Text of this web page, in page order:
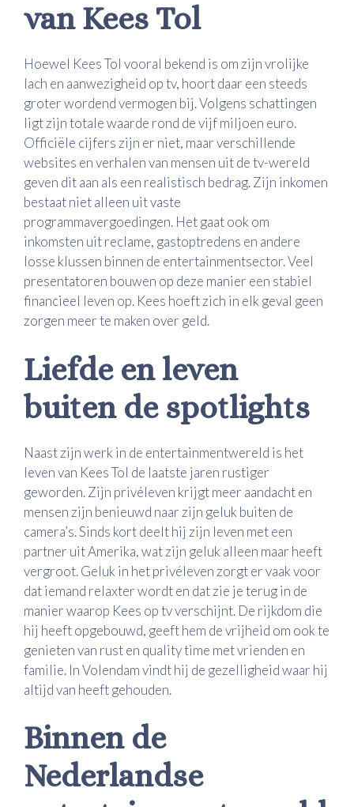
van Kees Tol
Hoewel Kees Tol vooral bekend is om zijn vrolijke
lach en aanwezigheid op tv, hoort daar een steeds
groter wordend vermogen bij. Volgens schattingen
ligt zijn totale waarde rond de vijf miljoen euro.
Officiële cijfers zijn er niet, maar verschillende
websites en verhalen van mensen uit de tv-wereld
geven dit aan als een realistisch bedrag. Zijn inkomen
bestaat niet alleen uit vaste
programmavergoedingen. Het gaat ook om
inkomsten uit reclame, gastoptredens en andere
losse klussen binnen de entertainmentsector. Veel
presentatoren bouwen op deze manier een stabiel
financieel leven op. Kees hoeft zich in elk geval geen
zorgen meer te maken over geld.
Liefde en leven
buiten de spotlights
Naast zijn werk in de entertainmentwereld is het
leven van Kees Tol de laatste jaren rustiger
geworden. Zijn privéleven krijgt meer aandacht en
mensen zijn benieuwd naar zijn geluk buiten de
camera’s. Sinds kort deelt hij zijn leven met een
partner uit Amerika, wat zijn geluk alleen maar heeft
vergroot. Geluk in het privéleven zorgt er vaak voor
dat iemand relaxter wordt en dat zie je terug in de
manier waarop Kees op tv verschijnt. De rijkdom die
hij heeft opgebouwd, geeft hem de vrijheid om ook te
genieten van rust en quality time met vrienden en
familie. In Volendam vindt hij de gezelligheid waar hij
altijd van heeft gehouden.
Binnen de
Nederlandse